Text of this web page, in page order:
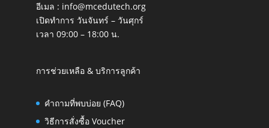
อีเมล : info@mcedutech.org
เปิดทำการ วันจันทร์ – วันศุกร์
เวลา 09:00 – 18:00 น.
การช่วยเหลือ & บริการลูกค้า
คำถามที่พบบ่อย (FAQ)
วิธีการสั่งซื้อ Voucher